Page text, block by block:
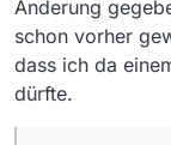
MV 12
Fragen,
– und
Änderung
schon vorher
dass ich da
dürfte.